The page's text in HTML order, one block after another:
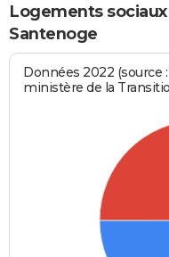
Logements
Santenoge
Données 2022 (source
ministère de la